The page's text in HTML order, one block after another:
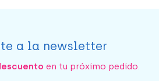
a la newsletter
en tu próximo pedido.